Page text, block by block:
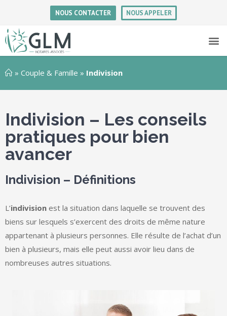
NOUS CONTACTER NOUS APPELER
» Couple & Famille » Indivision
Indivision – Les conseils
pratiques pour bien
avancer
Indivision – Définitions
L’indivision est la situation dans laquelle se trouvent des
biens sur lesquels s’exercent des droits de même nature
appartenant à plusieurs personnes. Elle résulte de l’achat d’un
bien à plusieurs, mais elle peut aussi avoir lieu dans de
nombreuses autres situations.